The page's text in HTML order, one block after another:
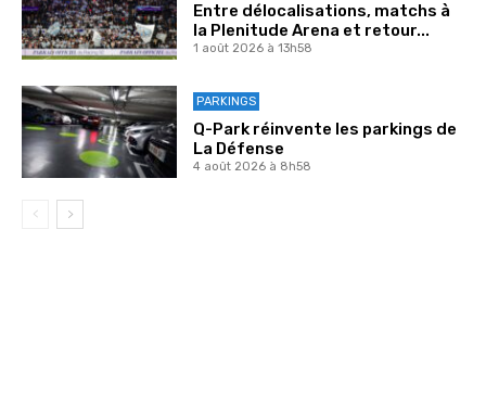
Entre délocalisations, matchs à
la Plenitude Arena et retour...
1 août 2026 à 13h58
PARKINGS
Q-Park réinvente les parkings de
La Défense
4 août 2026 à 8h58